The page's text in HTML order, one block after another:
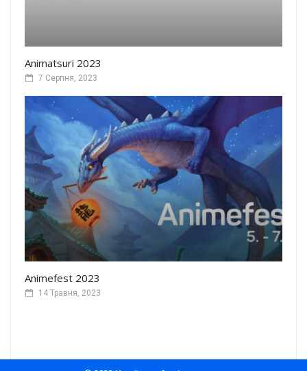
Animatsuri 2023
7 Серпня, 2023
Animefest 2023
14 Травня, 2023